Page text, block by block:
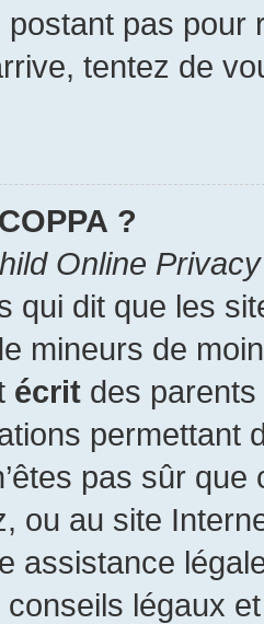
postant pas pour
tentez de
?
Online
qui dit que les
mineurs de
écrit des parents
permettant
pas sûr
ou au site
assistance
légaux